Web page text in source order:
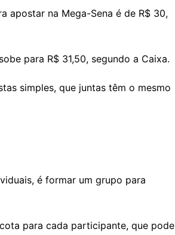
apostar na Mega-Sena é de R$ 30,
para R$ 31,50, segundo a Caixa.
simples, que juntas têm o mesmo
é formar um grupo para
para cada participante, que pode